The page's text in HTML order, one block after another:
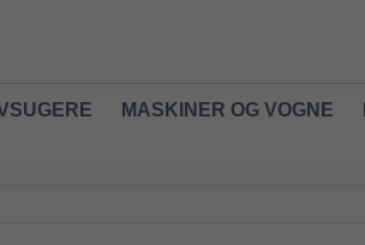
MASKINER OG VOGNE